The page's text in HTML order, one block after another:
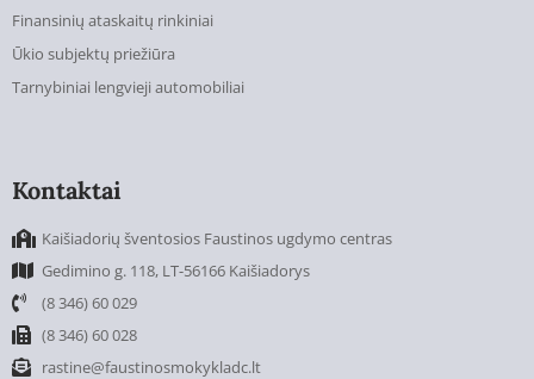
Finansinių ataskaitų rinkiniai
Ūkio subjektų priežiūra
Tarnybiniai lengvieji automobiliai
Kontaktai
Kaišiadorių šventosios Faustinos ugdymo centras
Gedimino g. 118, LT-56166 Kaišiadorys
(8 346) 60 029
(8 346) 60 028
rastine@faustinosmokykladc.lt